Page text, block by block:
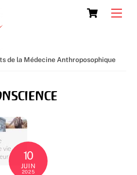
Cart
de la Médecine Anthroposophique
10
JUIN
2025